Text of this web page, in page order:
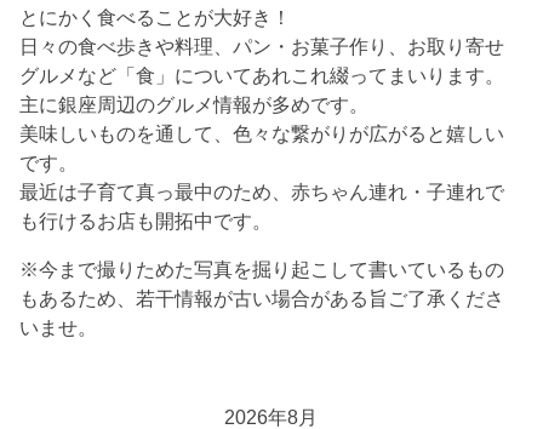
とにかく食べることが大好き！
日々の食べ歩きや料理、パン・お菓子作り、お取り寄せ
グルメなど「食」についてあれこれ綴ってまいります。
主に銀座周辺のグルメ情報が多めです。
美味しいものを通して、色々な繋がりが広がると嬉しい
です。
最近は子育て真っ最中のため、赤ちゃん連れ・子連れで
も行けるお店も開拓中です。
※今まで撮りためた写真を掘り起こして書いているもの
もあるため、若干情報が古い場合がある旨ご了承くださ
いませ。
2026年8月